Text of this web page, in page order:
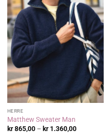
HERRE
Matthew Sweater Man
kr865,00 – kr1.360,00Prisområde: